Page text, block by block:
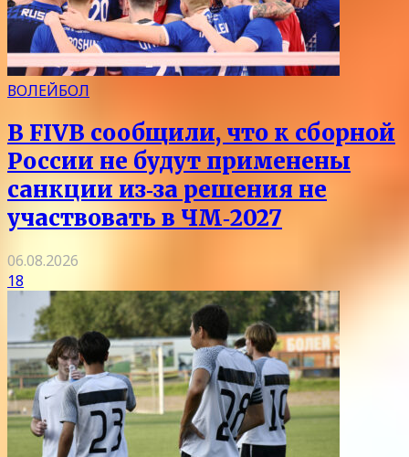
ВОЛЕЙБОЛ
В FIVB сообщили, что к сборной
России не будут применены
санкции из‑за решения не
участвовать в ЧМ‑2027
06.08.2026
18